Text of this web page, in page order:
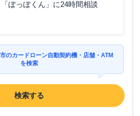
ぽっぽくん」に24時間相談
のカードローン自動契約機・店舗・ATM
を検索
検索する